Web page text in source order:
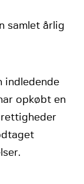
samlet årlig
indledende
opkøbt en